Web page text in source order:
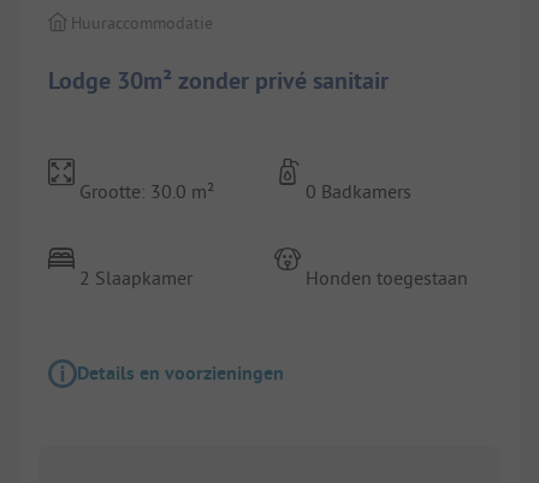
Lodge 30m² zonder privé sanitair
Huuraccommodatie
Grootte: 30.0 m²
2 Slaapkamer
0 Badkamers
Honden toegestaan
Details en voorzieningen